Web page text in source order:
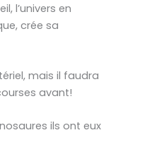
l’univers en
crée sa
mais il faudra
avant!
ils ont eux